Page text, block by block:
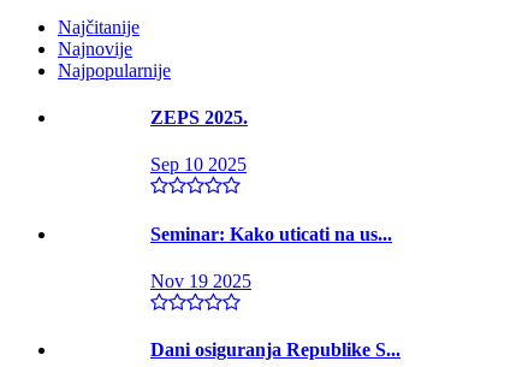
Najčitanije
Najnovije
Najpopularnije
ZEPS 2025.
Sep 10 2025
Seminar: Kako uticati na us...
Nov 19 2025
Dani osiguranja Republike S...